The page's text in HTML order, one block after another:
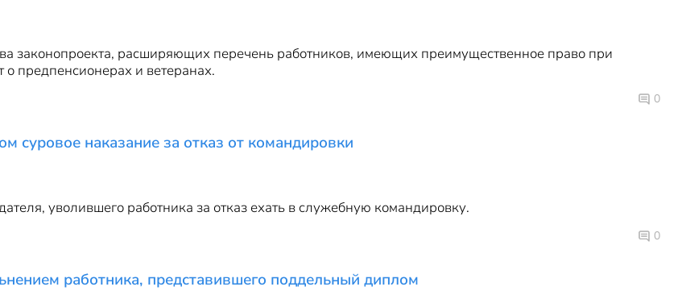
законопроекта, расширяющих перечень работников, имеющих преимущественное право при
предпенсионерах и ветеранах.
0
суровое наказание за отказ от командировки
уволившего работника за отказ ехать в служебную командировку.
0
работника, представившего поддельный диплом